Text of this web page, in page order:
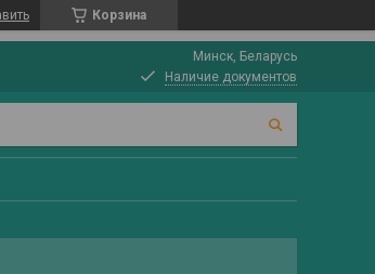
Корзина
Минск, Беларусь
Наличие документов